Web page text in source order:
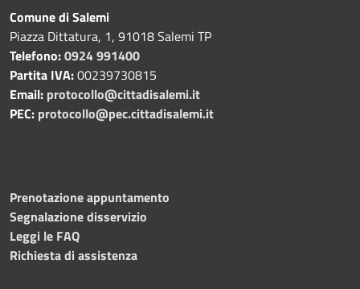
Comune di Salemi
Piazza Dittatura, 1, 91018 Salemi TP
Telefono:0924 991400
Partita IVA:00239730815
Email: protocollo@cittadisalemi.it
PEC: protocollo@pec.cittadisalemi.it
Prenotazione appuntamento
Segnalazione disservizio
Leggi le FAQ
Richiesta di assistenza